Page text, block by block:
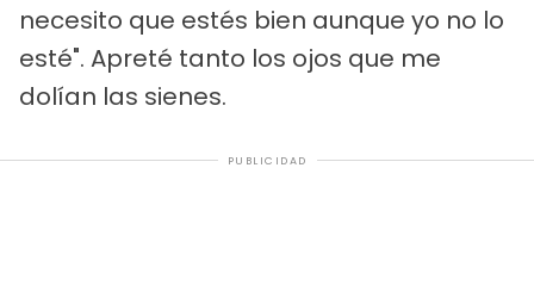
necesito que estés bien aunque yo no lo
esté". Apreté tanto los ojos que me
dolían las sienes.
PUBLICIDAD